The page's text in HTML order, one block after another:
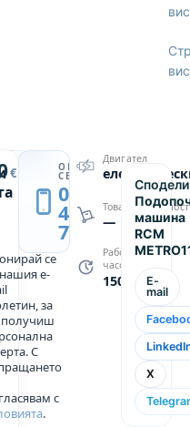
€
се
e-
за
С
с
.
ОБАДИ
СЕ
0889
439
749
Двигател
Товароподемност
—
Работни
часове
1500
Сподели
машина
RCM
E-
mail
X